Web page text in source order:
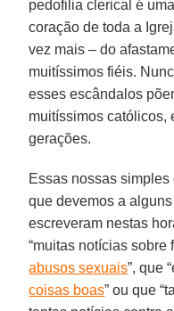
pedofilia clerical é
coração de toda a
vez mais – do
muitíssimos fiéis.
esses escândalos
muitíssimos católicos,
gerações.
Essas nossas
que devemos a
escreveram nestas
“muitas notícias sobre
abusos sexuais”, que
coisas boas” ou que